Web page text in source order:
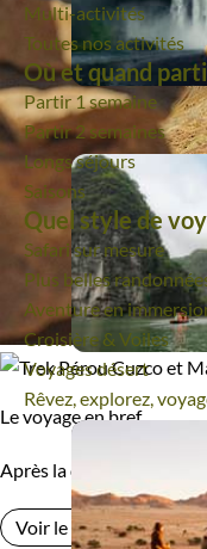
Multi-activités
Toutes nos activités
Où et quand
Partir 1 semaine
Partir 2 semaines
Longs séjours
Saisons
Quel style de
Safari sur mesure
Plus belles
Aventure en
Croisière & Voiles
Voyages désert
Rêvez, explorez,
Le voyage en bref
Après la découverte du
Voir le voyage